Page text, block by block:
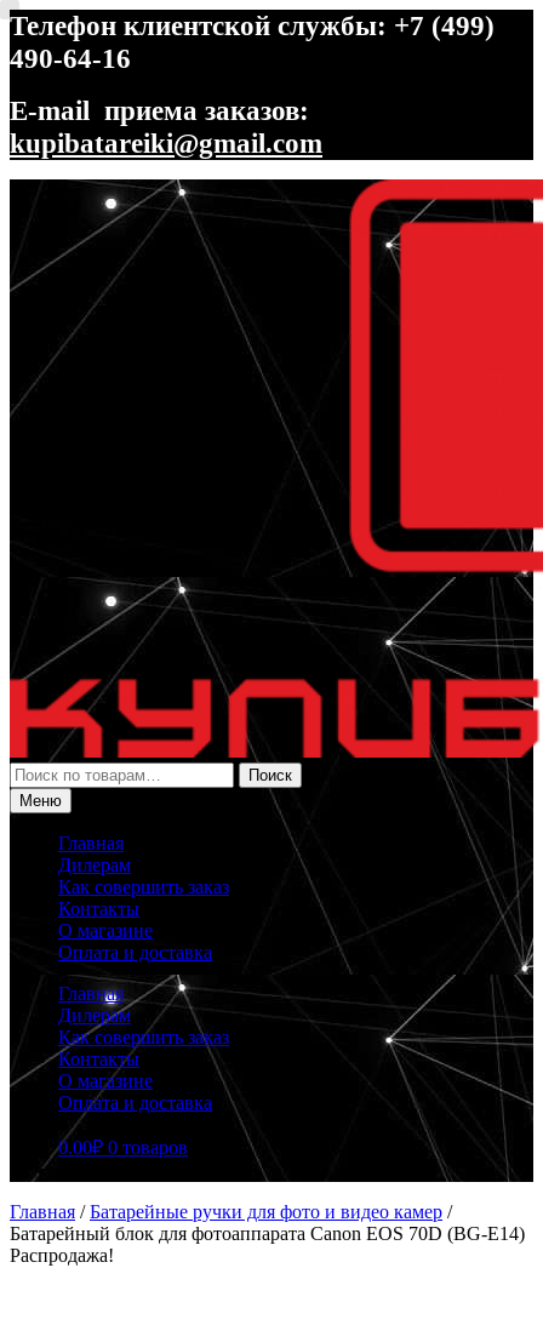
Телефон клиентской службы: +7 (499)
490-64-16
E-mail приема заказов:
kupibatareiki@gmail.com
Перейти
навигации
Перейти
содержимому
Искать:
Поиск
Меню
Главная
Дилерам
Как совершить заказ
Контакты
О магазине
Оплата и доставка
Главная
Дилерам
Как совершить заказ
Контакты
О магазине
Оплата и доставка
0.00₽ 0 товаров
Главная /Батарейные ручки для фото и видео камер /
Батарейный блок для фотоаппарата Canon EOS 70D (BG-E14)
Распродажа!